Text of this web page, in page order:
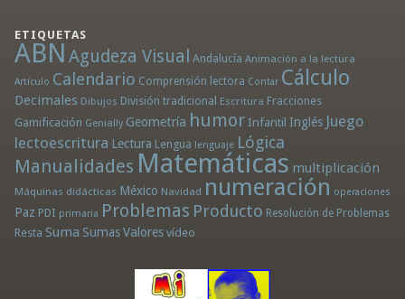
ETIQUETAS
ABN Agudeza Visual Andalucía Animación a la lectura
Artículo Calendario Comprensión lectora Contar Cálculo
Decimales Dibujos División tradicional Escritura Fracciones
Gamificación Genially Geometría humor Infantil Inglés Juego
lectoescritura Lectura Lengua lenguaje Lógica
Manualidades Matemáticas multiplicación
Máquinas didácticas México Navidad numeración operaciones
Paz PDI primaria Problemas Producto Resolución de Problemas
Resta Suma Sumas Valores vídeo